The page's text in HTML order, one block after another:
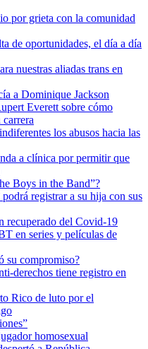
por grieta con la comunidad
de oportunidades, el día a día
nuestras aliadas trans en
a Dominique Jackson
Everett sobre cómo
los abusos hacia las
a clínica por permitir que
Boys in the Band”?
registrar a su hija con sus
recuperado del Covid-19
en series y películas de
su compromiso?
derechos tiene registro en
Rico de luto por el
homosexual